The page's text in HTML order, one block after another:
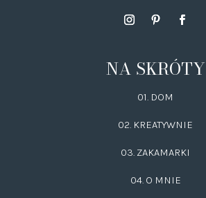
NA SKRÓTY
01. DOM
02. KREATYWNIE
03. ZAKAMARKI
04. O MNIE